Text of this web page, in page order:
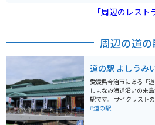
「周辺のレス
周辺の道の
道の駅 よしうみ
愛媛県今治市にある「
しまなみ海道沿いの来
駅です。 サイクリストの聖地としても知られるしまなみ
海道の中継地点として
#道の駅